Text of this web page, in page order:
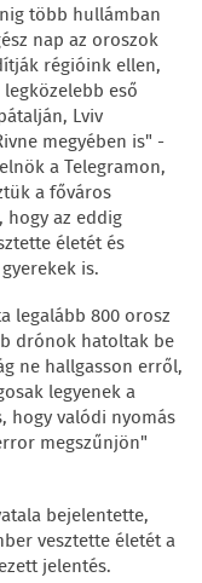
több hullámban
nap az oroszok
régióink ellen,
eső
Lviv
megyében is" -
a Telegramon,
a főváros
hogy az eddig
életét és
is.
legalább 800 orosz
drónok hatoltak be
ne hallgasson erről,
legyenek a
hogy valódi nyomás
megszűnjön"
bejelentette,
vesztette életét a
jelentés.